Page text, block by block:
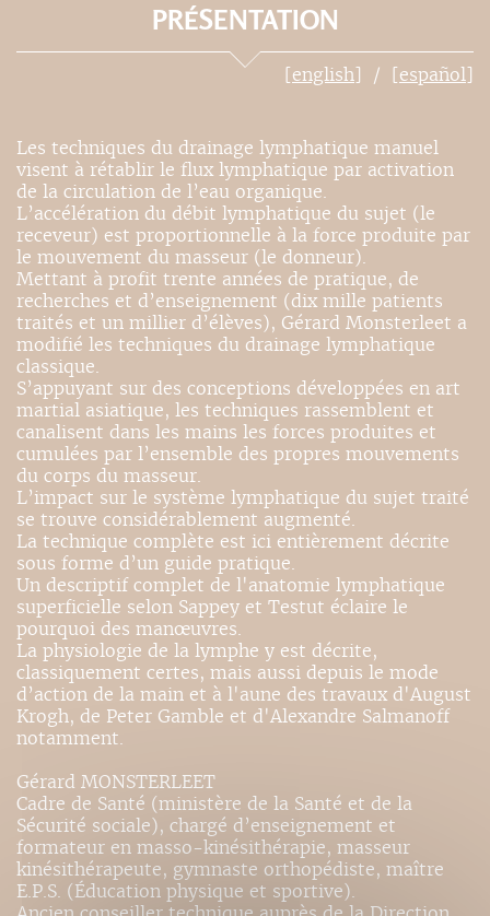
PRÉSENTATION
[english] [español]
Les techniques du drainage lymphatique manuel
visent à rétablir le flux lymphatique par activation
de la circulation de l’eau organique.
L’accélération du débit lymphatique du sujet (le
receveur) est proportionnelle à la force produite par
le mouvement du masseur (le donneur).
Mettant à profit trente années de pratique, de
recherches et d’enseignement (dix mille patients
traités et un millier d’élèves), Gérard Monsterleet a
modifié les techniques du drainage lymphatique
classique.
S’appuyant sur des conceptions développées en art
martial asiatique, les techniques rassemblent et
canalisent dans les mains les forces produites et
cumulées par l’ensemble des propres mouvements
du corps du masseur.
L’impact sur le système lymphatique du sujet traité
se trouve considérablement augmenté.
La technique complète est ici entièrement décrite
sous forme d’un guide pratique.
Un descriptif complet de l'anatomie lymphatique
superficielle selon Sappey et Testut éclaire le
pourquoi des manœuvres.
La physiologie de la lymphe y est décrite,
classiquement certes, mais aussi depuis le mode
d’action de la main et à l'aune des travaux d'August
Krogh, de Peter Gamble et d'Alexandre Salmanoff
notamment.
Gérard MONSTERLEET
Cadre de Santé (ministère de la Santé et de la
Sécurité sociale), chargé d’enseignement et
formateur en masso-kinésithérapie, masseur
kinésithérapeute, gymnaste orthopédiste, maître
E.P.S. (Éducation physique et sportive).